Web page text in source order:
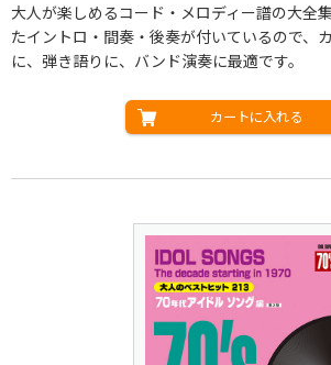
大人が楽しめるコード・メロディー譜の大全
たイントロ・間奏・後奏が付いているので、
に、弾き語りに、バンド演奏に最適です。
カートに入れる